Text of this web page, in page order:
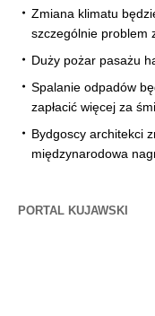
Zmiana klimatu
szczególnie problem
Duży pożar pasażu
Spalanie odpadów
zapłacić więcej za
Bydgoscy architekci
międzynarodowa
PORTAL KUJAWSKI